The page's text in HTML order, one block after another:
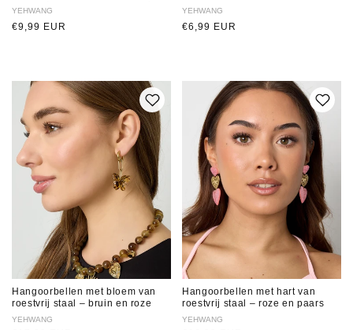
Verkoper:
YEHWANG
Normale
€9,99 EUR
Verkoper:
YEHWANG
Normale
€6,99 EUR
Hangoorbellen met bloem van
roestvrij staal – bruin en roze
Verkoper:
YEHWANG
Hangoorbellen met hart van
roestvrij staal – roze en paars
Verkoper:
YEHWANG